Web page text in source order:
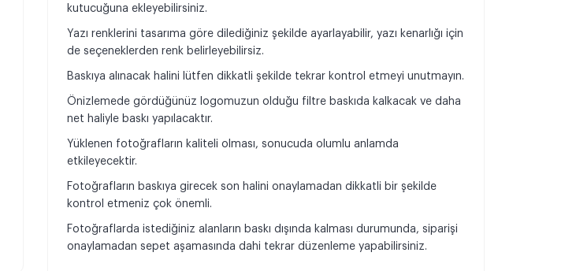
kutucuğuna ekleyebilirsiniz.
Yazı renklerini tasarıma göre dilediğiniz şekilde ayarlayabilir, yazı kenarlığı için
de seçeneklerden renk belirleyebilirsiz.
Baskıya alınacak halini lütfen dikkatli şekilde tekrar kontrol etmeyi unutmayın.
Önizlemede gördüğünüz logomuzun olduğu filtre baskıda kalkacak ve daha
net haliyle baskı yapılacaktır.
Yüklenen fotoğrafların kaliteli olması, sonucuda olumlu anlamda
etkileyecektir.
Fotoğrafların baskıya girecek son halini onaylamadan dikkatli bir şekilde
kontrol etmeniz çok önemli.
Fotoğraflarda istediğiniz alanların baskı dışında kalması durumunda, siparişi
onaylamadan sepet aşamasında dahi tekrar düzenleme yapabilirsiniz.